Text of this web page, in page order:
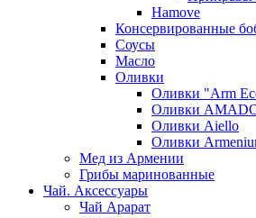
Hamove
Консервированные
Соусы
Масло
Оливки
Оливки "Arm
Оливки
Оливки Aiello
Оливки
Мед из Армении
Грибы маринованные
Чай. Аксессуары
Чай Арарат